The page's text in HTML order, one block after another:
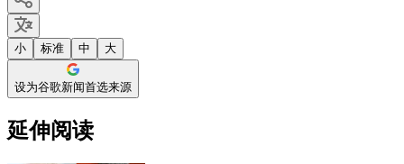
小 标准 中 大
设为谷歌新闻首选来源
延伸阅读